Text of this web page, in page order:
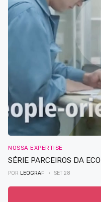
NOSSA EXPERTISE
SÉRIE PARCEIROS DA
POR LEOGRAF SET 28